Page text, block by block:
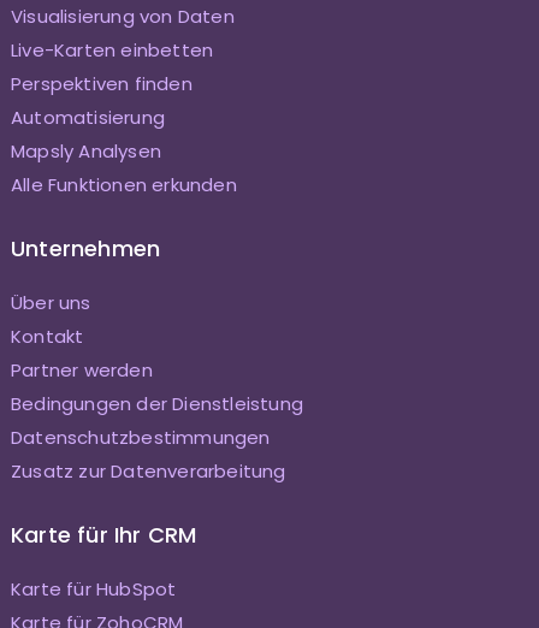
Visualisierung von Daten
Live-Karten einbetten
Perspektiven finden
Automatisierung
Mapsly Analysen
Alle Funktionen erkunden
Unternehmen
Über uns
Kontakt
Partner werden
Bedingungen der Dienstleistung
Datenschutzbestimmungen
Zusatz zur Datenverarbeitung
Karte für Ihr CRM
Karte für HubSpot
Karte für ZohoCRM